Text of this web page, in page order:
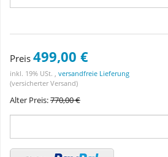
Preis 499,00 €
inkl. 19% USt. , versandfreie Lieferung
(versicherter Versand)
Alter Preis:770,00 €